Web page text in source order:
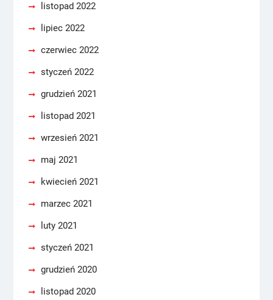
listopad 2022
lipiec 2022
czerwiec 2022
styczeń 2022
grudzień 2021
listopad 2021
wrzesień 2021
maj 2021
kwiecień 2021
marzec 2021
luty 2021
styczeń 2021
grudzień 2020
listopad 2020